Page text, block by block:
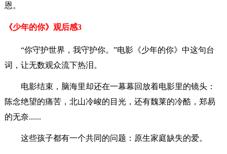
恩。
《少年的你》观后感3
“你守护世界，我守护你。”电影《少年的你》中这句台
词，让无数观众流下热泪。
电影结束，脑海里却还在一幕幕回放着电影里的镜头：
陈念绝望的痛苦，北山冷峻的目光，还有魏莱的冷酷，郑易
的无奈......
这些孩子都有一个共同的问题：原生家庭缺失的爱。